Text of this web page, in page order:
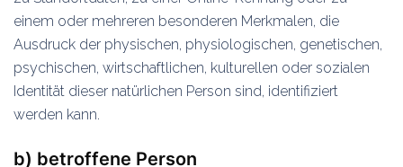
einem oder mehreren besonderen Merkmalen, die
Ausdruck der physischen, physiologischen, genetischen,
psychischen, wirtschaftlichen, kulturellen oder sozialen
Identität dieser natürlichen Person sind, identifiziert
werden kann.
b) betroffene Person